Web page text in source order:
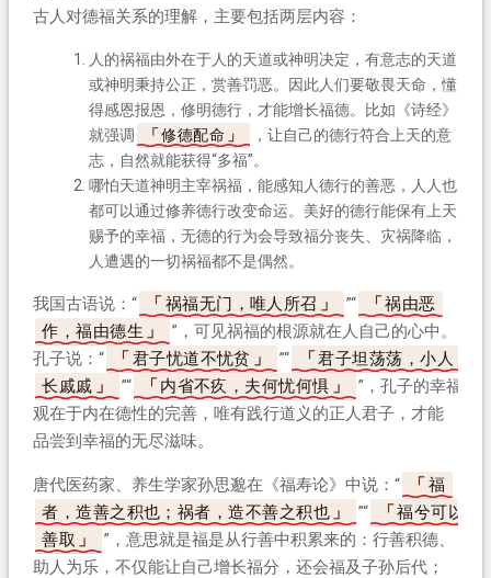
古人对德福关系的理解，主要包括两层内容：
人的祸福由外在于人的天道或神明决定，有意志的天道
或神明秉持公正，赏善罚恶。因此人们要敬畏天命，懂
得感恩报恩，修明德行，才能增长福德。比如《诗经》
就强调
修德配命
，让自己的德行符合上天的意
志，自然就能获得“多福”。
哪怕天道神明主宰祸福，能感知人德行的善恶，人人也
都可以通过修养德行改变命运。美好的德行能保有上天
赐予的幸福，无德的行为会导致福分丧失、灾祸降临，
人遭遇的一切祸福都不是偶然。
我国古语说：“ 祸福无门，唯人所召 ”“
祸由恶
作，福由德生
”，可见祸福的根源就在人自己的心中。
孔子说：“
君子忧道不忧贫 ”“
君子坦荡荡，小人
长戚戚
”“ 内省不疚，夫何忧何惧
”，孔子的幸福
观在于内在德性的完善，唯有践行道义的正人君子，才能
品尝到幸福的无尽滋味。
唐代医药家、养生学家孙思邈在《福寿论》中说：“
福
者，造善之积也；祸者，造不善之积也
”“
福兮可以
善取
”，意思就是福是从行善中积累来的：行善积德、
助人为乐，不仅能让自己增长福分，还会福及子孙后代；